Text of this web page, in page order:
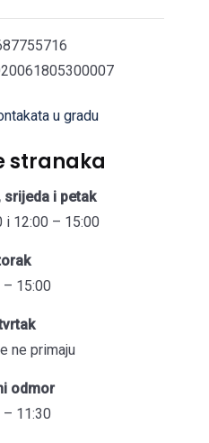
u gradu
stranaka
srijeda i petak
i 12:00 – 15:00
– 15:00
ne primaju
odmor
– 11:30